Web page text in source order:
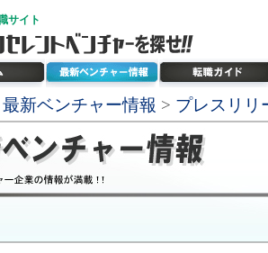
サイト
最新ベンチャー情報 > プレスリリ